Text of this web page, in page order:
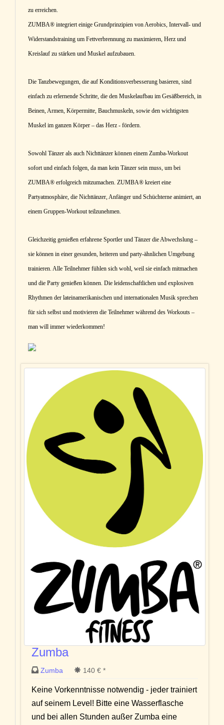
zu erreichen.
ZUMBA® integriert einige Grundprinzipien von Aerobics, Intervall- und
Widerstandstraining um Fettverbrennung zu maximieren, Herz und
Kreislauf zu stärken und Muskel aufzubauen.
Die Tanzbewegungen, die auf Konditionsverbesserung basieren, sind
einfach zu erlernende Schritte, die den Muskelaufbau im Gesäßbereich, in
Beinen, Armen, Körpermitte, Bauchmuskeln, sowie den wichtigsten
Muskel im ganzen Körper – das Herz - fördern.
Sowohl Tänzer als auch Nichttänzer können einem Zumba-Workout
sofort und einfach folgen, da man kein Tänzer sein muss, um bei
ZUMBA® erfolgreich mitzumachen. ZUMBA® kreiert eine
Partyatmosphäre, die Nichttänzer, Anfänger und Schüchterne animiert, an
einem Gruppen-Workout teilzunehmen.
Gleichzeitig genießen erfahrene Sportler und Tänzer die Abwechslung –
sie können in einer gesunden, heiteren und party-ähnlichen Umgebung
trainieren. Alle Teilnehmer fühlen sich wohl, weil sie einfach mitmachen
und die Party genießen können. Die leidenschaftlichen und explosiven
Rhythmen der lateinamerikanischen und internationalen Musik sprechen
für sich selbst und motivieren die Teilnehmer während des Workouts –
man will immer wiederkommen!
Zumba
Zumba 140 € *
Keine Vorkenntnisse notwendig - jeder trainiert
auf seinem Level! Bitte eine Wasserflasche
und bei allen Stunden außer Zumba eine